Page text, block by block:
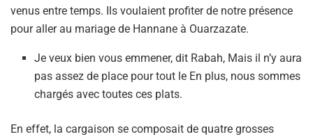
venus entre temps. Ils voulaient profiter de notre présence
pour aller au mariage de Hannane à Ouarzazate.
Je veux bien vous emmener, dit Rabah, Mais il n’y aura
pas assez de place pour tout le En plus, nous sommes
chargés avec toutes ces plats.
En effet, la cargaison se composait de quatre grosses